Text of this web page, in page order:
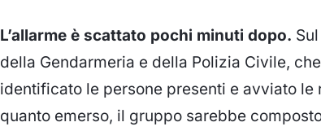
L’allarme è scattato pochi minuti dopo.
della Gendarmeria e della Polizia Civile,
identificato le persone presenti e avviato
quanto emerso, il gruppo sarebbe